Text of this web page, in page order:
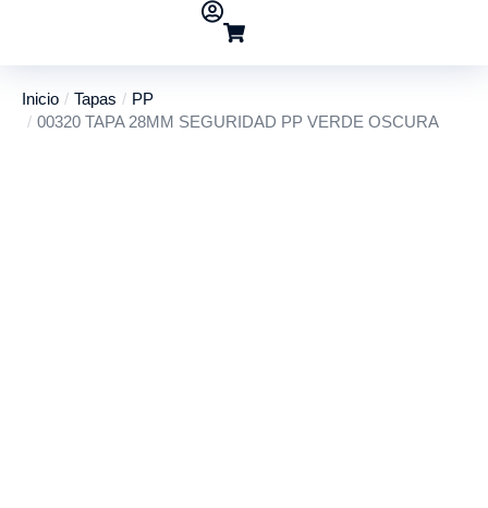
Estás aquí:
Inicio Tapas
PP
00320 TAPA 28MM SEGURIDAD PP VERDE OSCURA